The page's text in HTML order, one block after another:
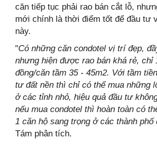
căn tiếp tục phải rao bán cắt lỗ,
mới chính là thời điểm tốt để đầu tư
này.
"Có những căn condotel vị trí đẹp,
nhưng hiện được rao bán khá rẻ, chỉ
đồng/căn tầm 35 - 45m2. Với tầm
tư đất nền thì chỉ có thể mua những
ở các tỉnh nhỏ, hiệu quả đầu tư
nếu mua condotel thì hoàn toàn có
1 căn hộ sang trọng ở các thành phố
Tám phân tích.